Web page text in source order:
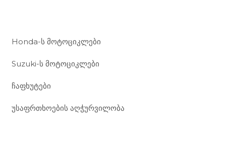
Honda-ს მოტოციკლები
Suzuki-ს მოტოციკლები
ჩაფხუტები
უსაფრთხოების აღჭურვილობა